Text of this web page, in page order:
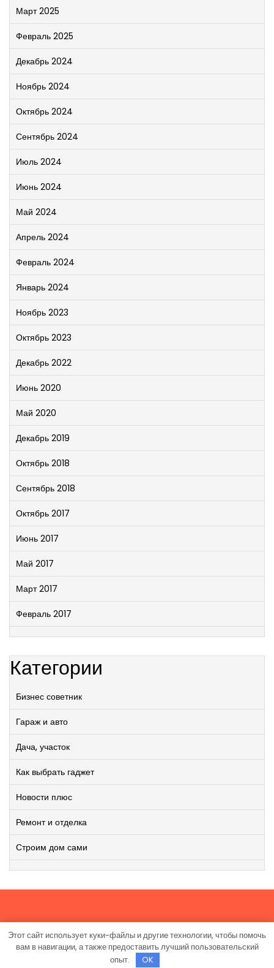
Март 2025
Февраль 2025
Декабрь 2024
Ноябрь 2024
Октябрь 2024
Сентябрь 2024
Июль 2024
Июнь 2024
Май 2024
Апрель 2024
Февраль 2024
Январь 2024
Ноябрь 2023
Октябрь 2023
Декабрь 2022
Июнь 2020
Май 2020
Декабрь 2019
Октябрь 2018
Сентябрь 2018
Октябрь 2017
Июнь 2017
Май 2017
Март 2017
Февраль 2017
Категории
Бизнес советник
Гараж и авто
Дача, участок
Как выбрать гаджет
Новости плюс
Ремонт и отделка
Строим дом сами
Работает на WordPress|Viral News WordPress Theme
TheMagnifico.
Этот сайт использует куки-файлы и другие технологии, чтобы помочь
вам в навигации, а также предоставить лучший пользовательский
опыт.
OK